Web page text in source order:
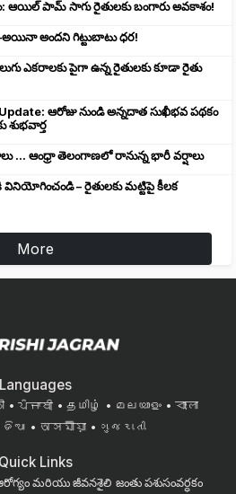
ఆయిల్ పామ్ సాగు రైతులకు బంగారు అవకాశం!
అందని గిట్టుబాటు ధర!
ఎకరాలకు పైగా ఉన్న రైతులకు కూడా రైతు
ఆరోజు నుండి అన్నదాత సుఖీభవ పథకం
శుభవార్త
... ఆంధ్రా తెలంగాణలో రానున్న భారీ వర్షాలు
– రైతులకు మట్టిపై కీలక
More
Languages
ਪੰਜਾਬੀ தமிழ் മലയാളം
বাংলা
অসমীয়া ગુજરાતી
Quick Links
మరియు జీవనశైలి జంతు పశుసంవర్ధకం